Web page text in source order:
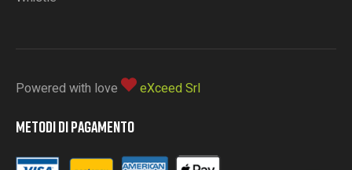
Powered with love
eXceed Srl
METODI DI PAGAMENTO